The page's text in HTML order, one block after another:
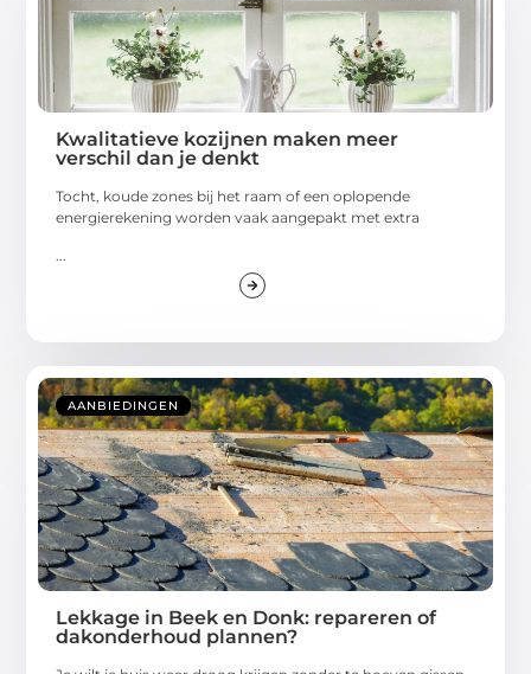
Kwalitatieve kozijnen maken meer
verschil dan je denkt
Tocht, koude zones bij het raam of een oplopende
energierekening worden vaak aangepakt met extra
...
AANBIEDINGEN
Lekkage in Beek en Donk: repareren of
dakonderhoud plannen?